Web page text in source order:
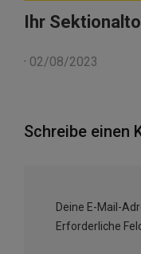
Ihr
· 02/08/2023
Schreibe einen
Deine E-Mail-
Erforderliche